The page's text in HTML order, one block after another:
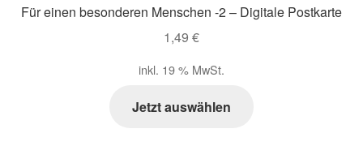
Für einen besonderen Menschen -2 – Digitale Postkarte
1,49 €
inkl. 19 % MwSt.
Jetzt auswählen